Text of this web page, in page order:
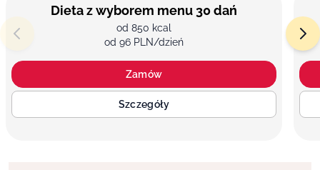
Dieta z wyborem menu 30 dań
od 850 kcal
od 96 PLN/dzień
Zamów
Szczegóły